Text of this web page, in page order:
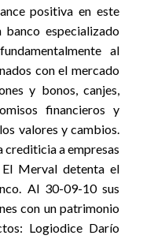
positiva en este
banco especializado
al
con el mercado
y bonos, canjes,
financieros y
valores y cambios.
crediticia a empresas
El Merval detenta el
Al 30-09-10 sus
con un patrimonio
Logiodice Darío